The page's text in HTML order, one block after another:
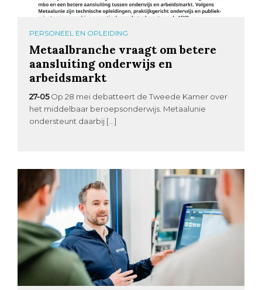
PERSONEEL EN OPLEIDING
Metaalbranche vraagt om betere
aansluiting onderwijs en
arbeidsmarkt
27-05 Op 28 mei debatteert de Tweede Kamer over
het middelbaar beroepsonderwijs. Metaalunie
ondersteunt daarbij […]